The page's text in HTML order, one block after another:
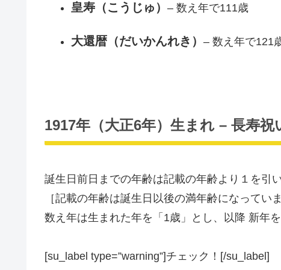
皇寿（こうじゅ） – 数え年で111歳
大還暦（だいかんれき） – 数え年で121
1917年（大正6年）生まれ – 長寿祝
誕生日前日までの年齢は記載の年齢より１を引
［記載の年齢は誕生日以後の満年齢になっていま
数え年は生まれた年を「1歳」とし、以降 新年
[su_label type=”warning”]チェック！[/su_label]